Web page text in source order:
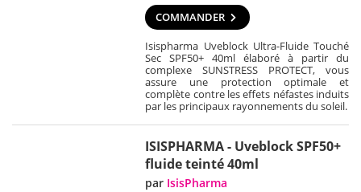
COMMANDER
Isispharma Uveblock Ultra-Fluide Touché
Sec SPF50+ 40ml élaboré à partir du
complexe SUNSTRESS PROTECT, vous
assure une protection optimale et
complète contre les effets néfastes induits
par les principaux rayonnements du soleil.
ISISPHARMA - Uveblock SPF50+
fluide teinté 40ml
par IsisPharma